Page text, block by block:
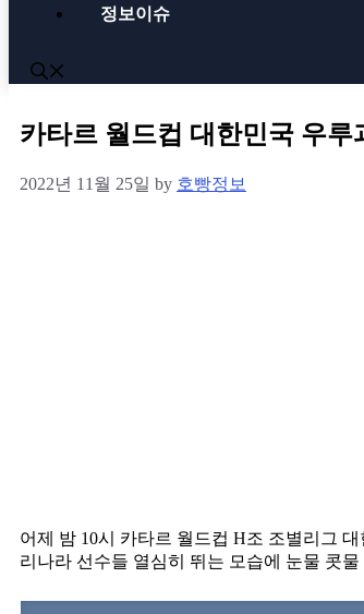
정보이슈
카타르 월드컵 대한민국 우
2022년 11월 25일 by 호빵정보
어제 밤 10시 카타르 월드컵 H조 조별리그
리나라 선수들 열심히 뛰는 모습에 눈물 콧물